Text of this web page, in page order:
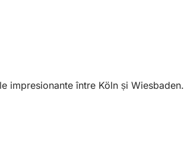
impresionante între Köln și Wiesbaden.